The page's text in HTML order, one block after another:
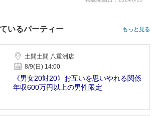
いるパーティー もっと見る
土間土間 八重洲店
8/9(日) 14:00
《男女20対20》お互いを思いやれる関係
年収600万円以上の男性限定